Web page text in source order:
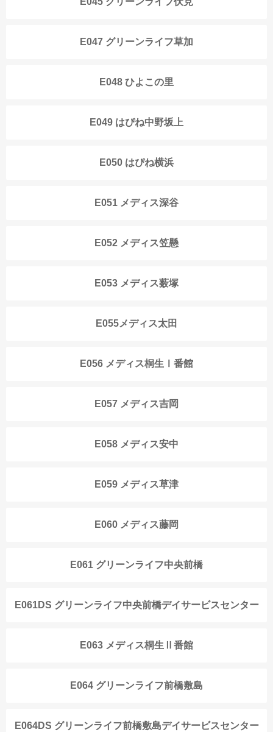
E047 グリーンライフ草加
E048 ひよこの里
E049 はぴね中野坂上
E050 はぴね横浜
E051 メディス深谷
E052 メディス笠懸
E053 メディス薮塚
E055メディス太田
E056 メディス桐生Ⅰ番館
E057 メディス吉岡
E058 メディス安中
E059 メディス草津
E060 メディス藤岡
E061 グリーンライフ中央前橋
E061DS グリーンライフ中央前橋デイサービスセンター
E063 メディス桐生Ⅱ番館
E064 グリーンライフ前橋敷島
E064DS グリーンライフ前橋敷島デイサービスセンター